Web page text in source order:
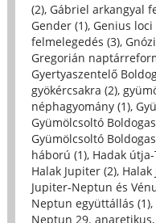
(2), Gábriel arkangyal
Gender (1), Genius loci
felmelegedés (3),
Gregorián
Gyertyaszentelő
gyökércsakra (2),
néphagyomány (1),
Gyümölcsoltó
Gyümölcsoltó
háború (1), Hadak
Halak Jupiter (2),
Jupiter-Neptun és
Neptun együttállás (1),
Neptun 29.